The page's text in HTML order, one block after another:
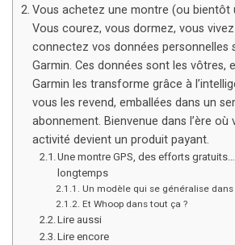
Vous achetez une montre (ou bientôt
Vous courez, vous dormez, vous
connectez vos données personnelles
Garmin. Ces données sont les vôtres,
Garmin les transforme grâce à
vous les revend, emballées dans un
abonnement. Bienvenue dans l’ère
activité devient un produit payant.
Une montre GPS, des efforts
longtemps
Un modèle qui se généralise
Et Whoop dans tout ça ?
Lire aussi
Lire encore